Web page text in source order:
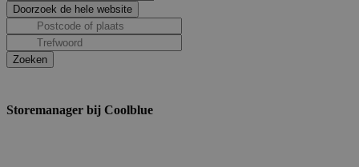
Storemanager bij Coolblue